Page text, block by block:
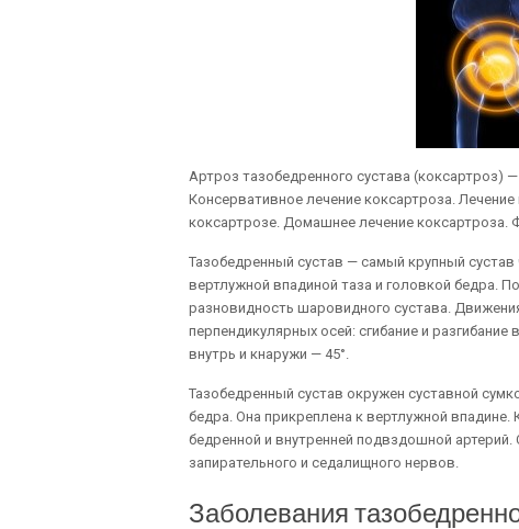
Артроз тазобедренного сустава (коксартроз)
Консервативное лечение коксартроза.
коксартрозе. Домашнее лечение коксартроза.
Тазобедренный сустав — самый крупный
вертлужной впадиной таза и головкой бедра.
разновидность шаровидного сустава.
перпендикулярных осей: сгибание и
внутрь и кнаружи — 45°.
Тазобедренный сустав окружен суставной
бедра. Она прикреплена к вертлужной
бедренной и внутренней подвздошной артерий.
запирательного и седалищного нервов.
Заболевания